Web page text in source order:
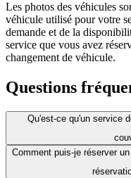
Les photos des véhicules
véhicule utilisé pour votre
demande et de la
service que vous avez
changement de véhicule.
Questions
Qu'est-ce qu'un service
Comment puis-je réserver